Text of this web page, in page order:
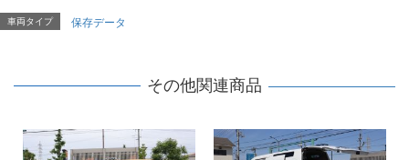
車両タイプ 保存データ
その他関連商品